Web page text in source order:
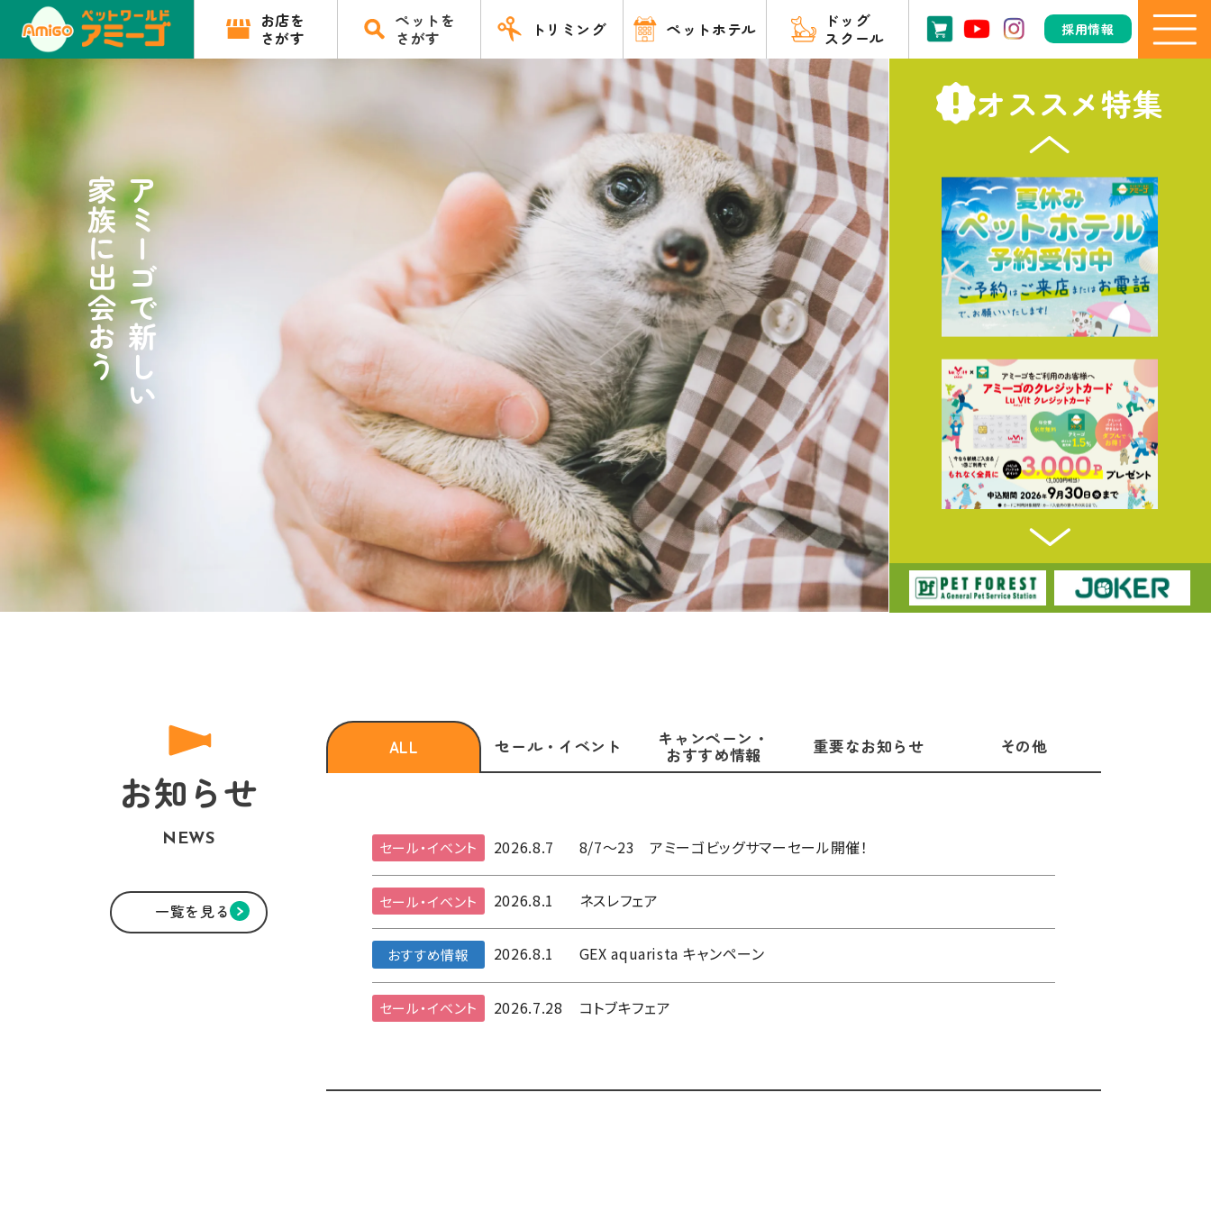
お店を
さがす
ペットを
さがす
トリミング ペットホテル
ドッグ
スクール
採用情報
アミーゴで新しい
家族に出会おう
オススメ特集
お知らせ
NEWS
一覧を見る
ALL セール・ イベント キャンペーン・
おすすめ情報 重要なお知らせ その他
セール・イベント 2026.8.7 8/7～23 アミーゴビッグサマーセール開催！
セール・イベント 2026.8.1 ネスレフェア
おすすめ情報 2026.8.1 GEX aquarista キャンペーン
セール・イベント 2026.7.28 コトブキフェア